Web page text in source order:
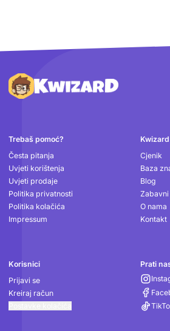
Podnožje
Trebaš pomoć?
Česta pitanja
Uvjeti korištenja
Uvjeti prodaje
Politika privatnosti
Politika kolačića
Impressum
Kwizard
Cjenik
Baza
Blog
O nama
Kontakt
Korisnici
Prijavi se
Kreiraj račun
Prati